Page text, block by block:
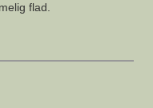
flad.